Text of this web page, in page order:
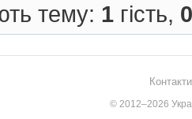
тему: 1 гість, 0
© 2012–2026